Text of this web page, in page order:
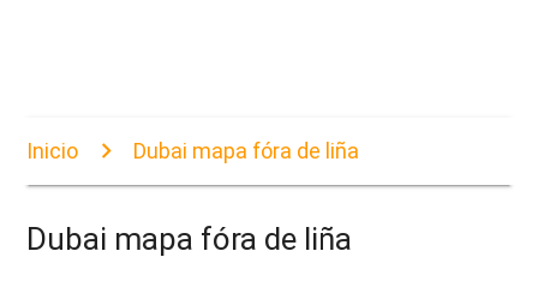
Inicio Dubai mapa fóra de liña
Dubai mapa fóra de liña